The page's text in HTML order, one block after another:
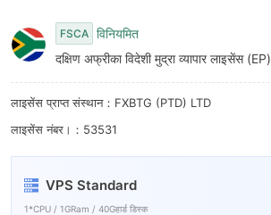
FSCA विनियमित
दक्षिण अफ्रीका विदेशी मुद्रा व्यापार लाइसेंस (EP)
लाइसेंस प्राप्त संस्थान：FXBTG (PTD) LTD
लाइसेंस नंबर।：53531
VPS Standard
1*CPU / 1GRam / 40Gहार्ड डिस्क